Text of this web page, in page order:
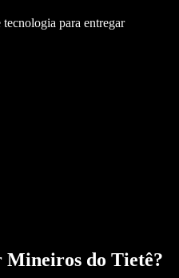
para entregar
Mineiros do Tietê?